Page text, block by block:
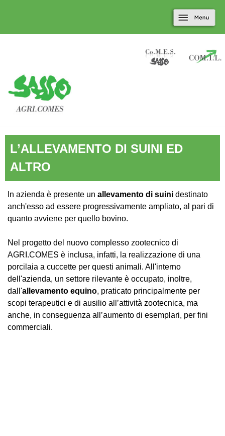
L’ALLEVAMENTO DI SUINI ED
ALTRO
In azienda è presente un allevamento di suini destinato
anch'esso ad essere progressivamente ampliato, al pari di
quanto avviene per quello bovino.
Nel progetto del nuovo complesso zootecnico di
AGRI.COMES è inclusa, infatti, la realizzazione di una
porcilaia a cuccette per questi animali. All'interno
dell'azienda, un settore rilevante è occupato, inoltre,
dall'allevamento equino, praticato principalmente per
scopi terapeutici e di ausilio all’attività zootecnica, ma
anche, in conseguenza all’aumento di esemplari, per fini
commerciali.